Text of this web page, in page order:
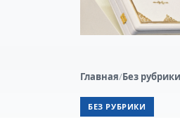
Главная/Без рубрики
БЕЗ РУБРИКИ